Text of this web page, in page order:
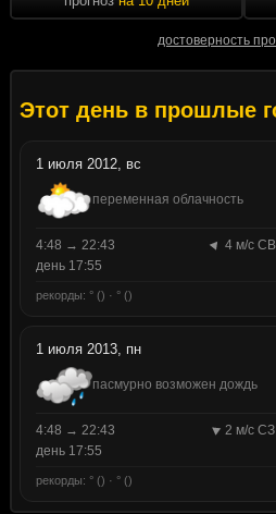
достоверность
Этот день в прошлые
1 июля 2012, вс
переменная облачность
4:48 → 22:43
4 м/с СВ
день 17:55
рекорды: ° () · ° ()
1 июля 2013, пн
пасмурно возможен дождь
4:48 → 22:43
2 м/с СЗ
день 17:55
рекорды: ° () · ° ()